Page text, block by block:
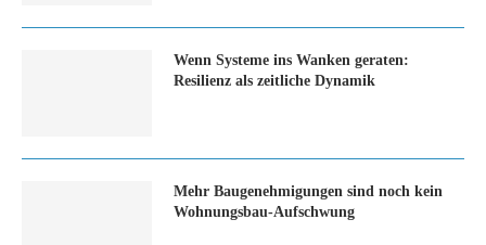
Wenn Systeme ins Wanken geraten:
Resilienz als zeitliche Dynamik
Mehr Baugenehmigungen sind noch kein
Wohnungsbau-Aufschwung